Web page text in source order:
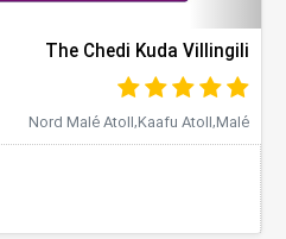
The Chedi Kuda Villingili
Nord Malé Atoll,Kaafu Atoll,Malé